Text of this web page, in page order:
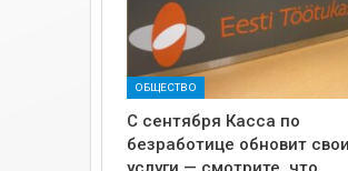
ОБЩЕСТВО
С сентября Касса по
безработице обновит свои